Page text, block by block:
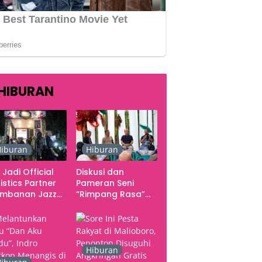
Jadi Official
Partner
Jazz
Seluruh
Konser
Hiburan
Diskusi dan
Pameran Seni
“Rimpang Rasa”
sampai Kritik
terhadap
Yogyakarta
sebagai Pusat
Hiburan